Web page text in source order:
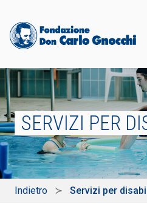
SERVIZI PER
Indietro Servizi per